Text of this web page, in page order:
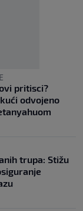
pritisci?
odvojeno
trupa: Stižu